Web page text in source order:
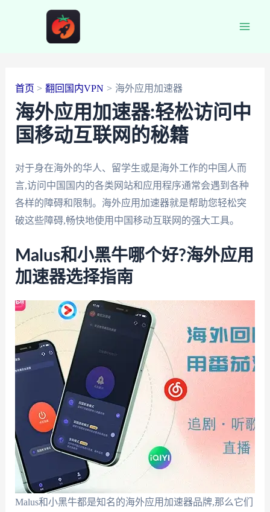
首页 翻回国内VPN 海外应用加速器
海外应用加速器:轻松访问中
国移动互联网的秘籍
对于身在海外的华人、留学生或是海外工作的中国人而
言,访问中国国内的各类网站和应用程序通常会遇到各种
各样的障碍和限制。海外应用加速器就是帮助您轻松突
破这些障碍,畅快地使用中国移动互联网的强大工具。
Malus和小黑牛哪个好?海外应用
加速器选择指南
Malus和小黑牛都是知名的海外应用加速器品牌,那么它们